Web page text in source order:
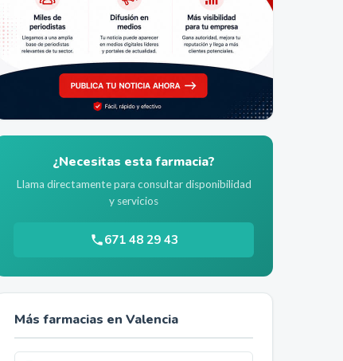
¿Necesitas esta farmacia?
Llama directamente para consultar disponibilidad
y servicios
671 48 29 43
Más farmacias en Valencia